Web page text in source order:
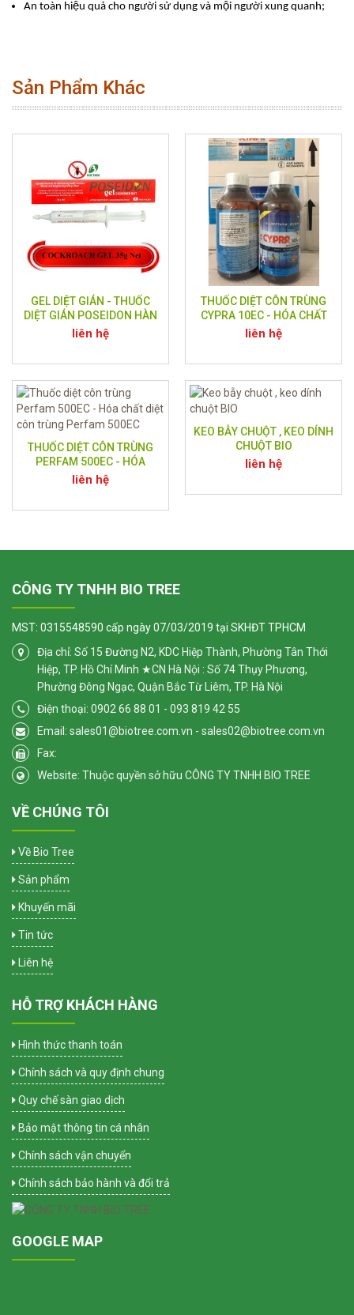
An toàn hiệu quả cho người sử dụng và mội người xung quanh;
Sản Phẩm Khác
GEL DIỆT GIÁN - THUỐC
DIỆT GIÁN POSEIDON HÀN
QUỐC ( SIÊU DIỆT GIÁN )
liên hệ
THUỐC DIỆT CÔN TRÙNG
CYPRA 10EC - HÓA CHẤT
DIỆT CÔN TRÙNG ẤN ĐỘ
liên hệ
THUỐC DIỆT CÔN TRÙNG
PERFAM 500EC - HÓA
CHẤT DIỆT CÔN TRÙNG
PERFAM 500EC
liên hệ
KEO BẪY CHUỘT , KEO DÍNH
CHUỘT BIO
liên hệ
CÔNG TY TNHH BIO TREE
MST: 0315548590 cấp ngày 07/03/2019 tại SKHĐT TPHCM
Địa chỉ: Số 15 Đường N2, KDC Hiệp Thành, Phường Tân Thới
Hiệp, TP. Hồ Chí Minh ★CN Hà Nội : Số 74 Thụy Phương,
Phường Đông Ngạc, Quận Bắc Từ Liêm, TP. Hà Nội
Điện thoại: 0902 66 88 01 - 093 819 42 55
Email: sales01@biotree.com.vn - sales02@biotree.com.vn
Fax:
Website: Thuộc quyền sở hữu CÔNG TY TNHH BIO TREE
VỀ CHÚNG TÔI
Về Bio Tree
Sản phẩm
Khuyến mãi
Tin tức
Liên hệ
HỖ TRỢ KHÁCH HÀNG
Hình thức thanh toán
Chính sách và quy định chung
Quy chế sàn giao dịch
Bảo mật thông tin cá nhân
Chính sách vận chuyển
Chính sách bảo hành và đổi trả
GOOGLE MAP